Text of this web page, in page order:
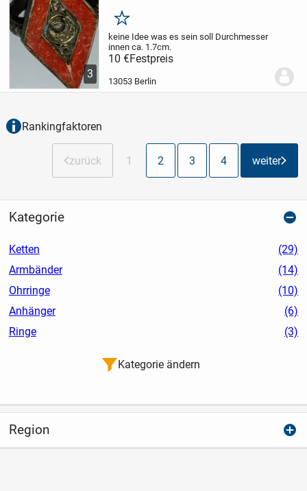
3
Merken
keine Idee was es sein soll Durchmesser
innen ca. 1.7cm.
10 €Festpreis
13053 Berlin
Rankingfaktoren
zurück 1 2 3 4 weiter
Kategorie
Ketten
(29)
Armbänder
(14)
Ohrringe
(10)
Anhänger
(6)
Ringe
(3)
Kategorie ändern
Region